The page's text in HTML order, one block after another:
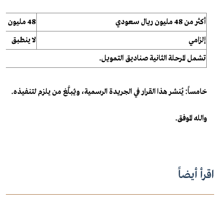
أكثر من 48 مليون ريال سعودي
48 مليون ريال سعودي وأقل
إلزامي
لا ينطبق
تشمل المرحلة الثانية صناديق التمويل.
خامساً: يُنشر هذا القرار في الجريدة الرسمية، ويُبلَّغ من يلزم لتنفيذه.
والله الموفق.
اقرأ أيضاً